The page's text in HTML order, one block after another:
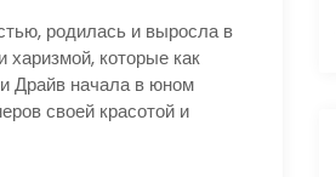
родилась и выросла в
которые как
Драйв начала в юном
своей красотой и